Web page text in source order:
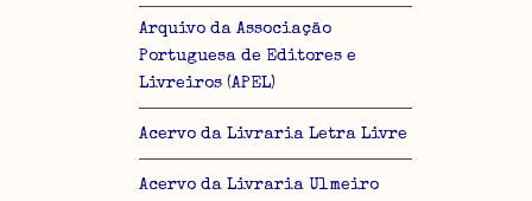
Arquivo da Associação
Portuguesa de Editores e
Livreiros (APEL)
Acervo da Livraria Letra Livre
Acervo da Livraria Ulmeiro